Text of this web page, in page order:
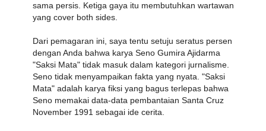
sama persis. Ketiga gaya itu membutuhkan wartawan
yang cover both sides.
Dari pemagaran ini, saya tentu setuju seratus persen
dengan Anda bahwa karya Seno Gumira Ajidarma
"Saksi Mata" tidak masuk dalam kategori jurnalisme.
Seno tidak menyampaikan fakta yang nyata. "Saksi
Mata" adalah karya fiksi yang bagus terlepas bahwa
Seno memakai data-data pembantaian Santa Cruz
November 1991 sebagai ide cerita.